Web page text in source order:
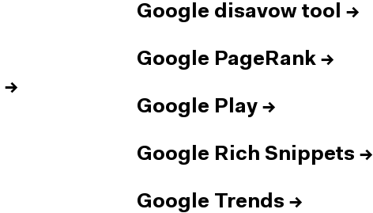
→
Google disavow tool →
Google PageRank →
Google Play →
Google Rich Snippets →
Google Trends →